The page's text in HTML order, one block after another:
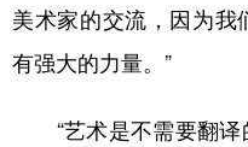
美术家的交流，因为我
有强大的力量。”
“艺术是不需要翻译